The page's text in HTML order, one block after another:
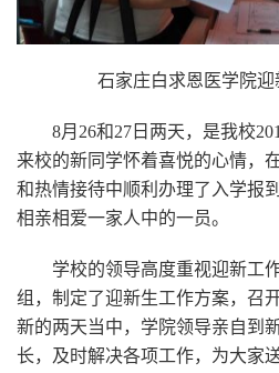
石家庄白求恩医学院
8月26和27日两天，是我校
来校的新同学怀着喜悦的心情，
和热情接待中顺利办理了入学报
相亲相爱一家人中的一员。
学校的领导高度重视迎新工
组，制定了迎新生工作方案，召
新的两天当中，学院领导亲自到
长，及时解决各项工作，为大家